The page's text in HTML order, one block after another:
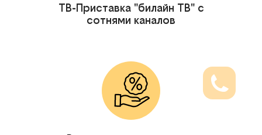
ТВ-Приставка "билайн ТВ" с
сотнями каналов